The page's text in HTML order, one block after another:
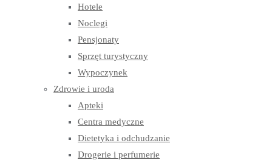
Hotele
Noclegi
Pensjonaty
Sprzęt turystyczny
Wypoczynek
Zdrowie i uroda
Apteki
Centra medyczne
Dietetyka i odchudzanie
Drogerie i perfumerie